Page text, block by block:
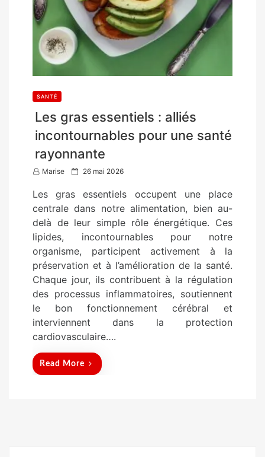
SANTÉ
Les gras essentiels : alliés
incontournables pour une santé
rayonnante
Marise
P
t
e
o
n
26 mai 2026
Les gras essentiels occupent une place
centrale dans notre alimentation, bien au-
delà de leur simple rôle énergétique. Ces
lipides, incontournables pour notre
organisme, participent activement à la
préservation et à l’amélioration de la santé.
Chaque jour, ils contribuent à la régulation
des processus inflammatoires, soutiennent
le bon fonctionnement cérébral et
interviennent dans la protection
cardiovasculaire….
Read More